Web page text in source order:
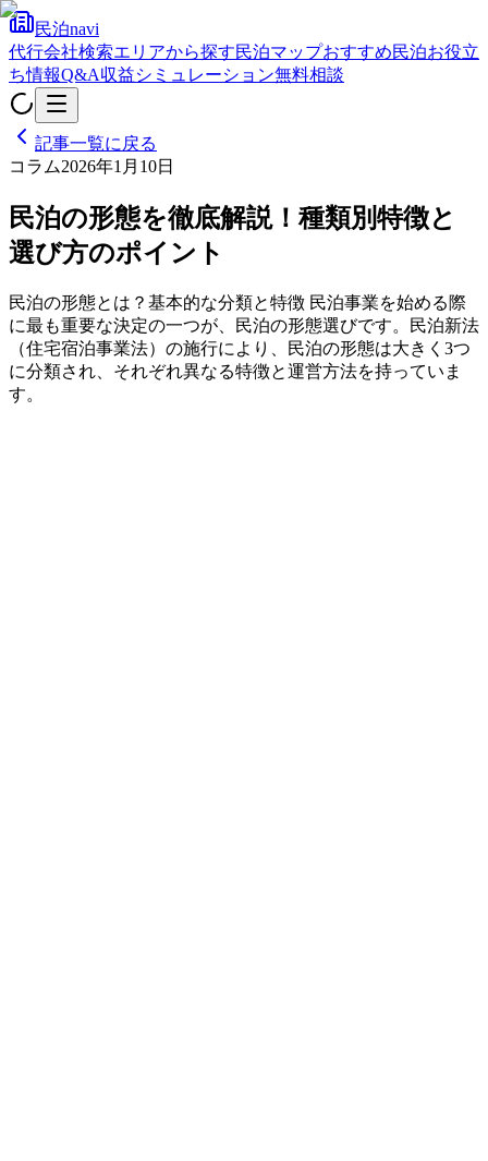
民泊navi
代行会社検索エリアから探す民泊マップおすすめ民泊お役立
ち情報Q&A収益シミュレーション無料相談
記事一覧に戻る
コラム2026年1月10日
民泊の形態を徹底解説！種類別特徴と
選び方のポイント
民泊の形態とは？基本的な分類と特徴 民泊事業を始める際
に最も重要な決定の一つが、民泊の形態選びです。民泊新法
（住宅宿泊事業法）の施行により、民泊の形態は大きく3つ
に分類され、それぞれ異なる特徴と運営方法を持っていま
す。